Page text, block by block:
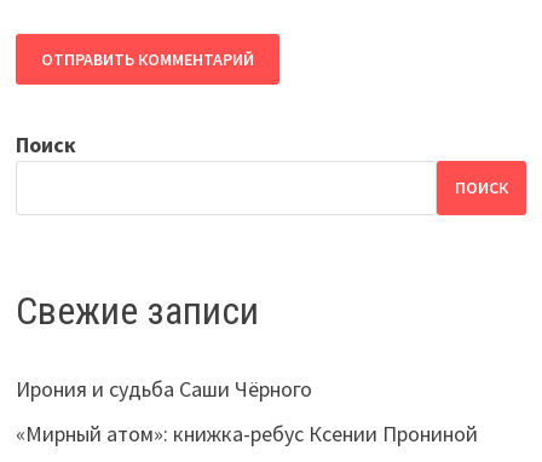
Поиск
ПОИСК
Свежие записи
Ирония и судьба Саши Чёрного
«Мирный атом»: книжка-ребус Ксении Прониной